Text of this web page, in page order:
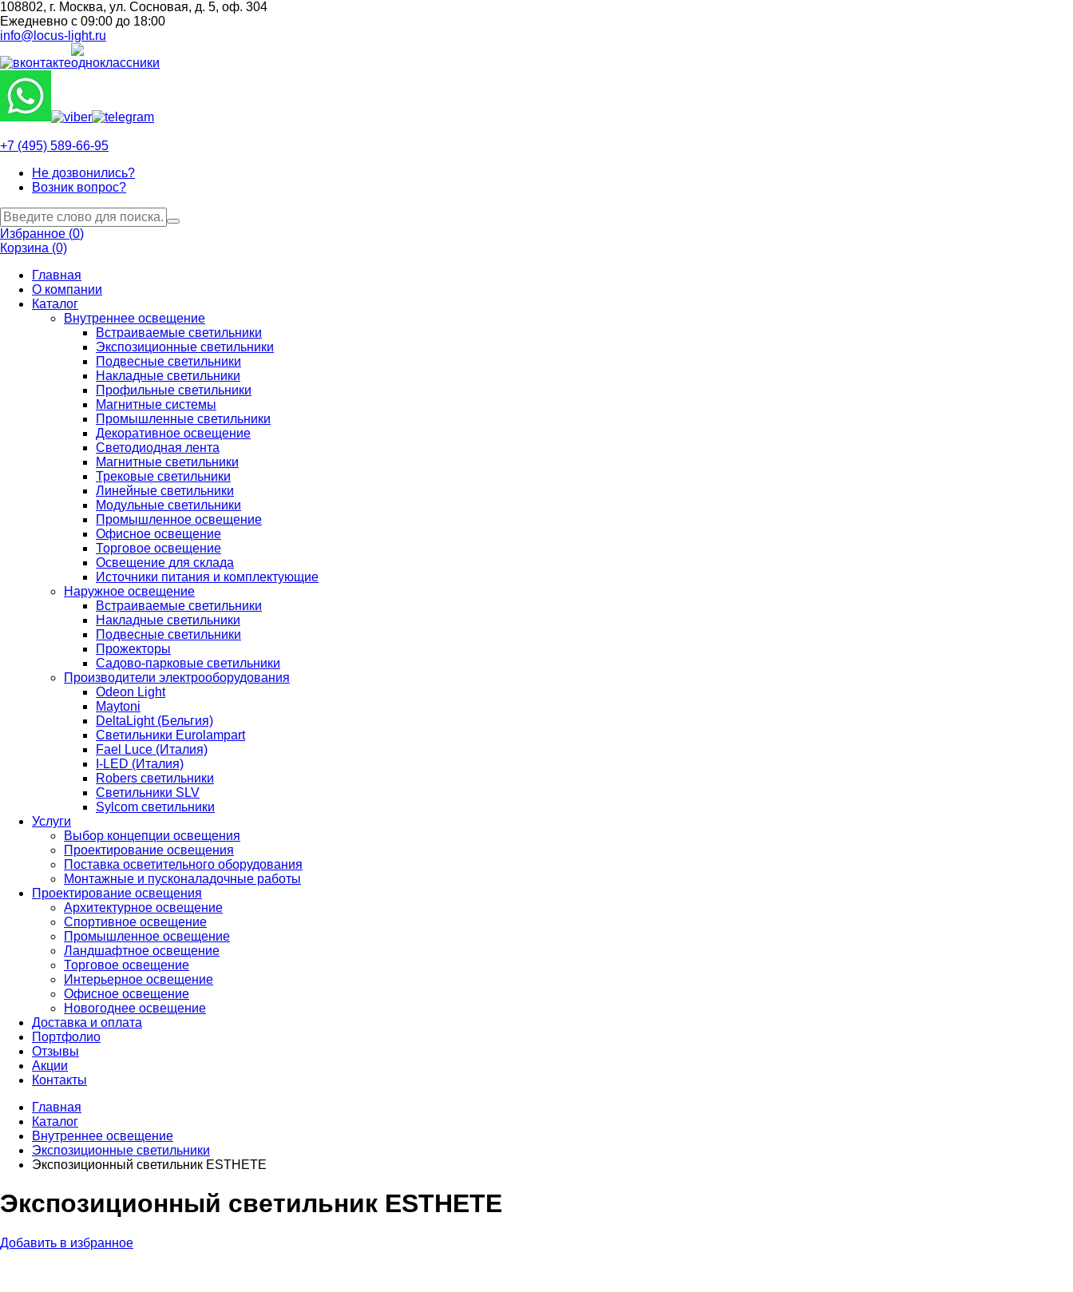
108802, г. Москва, ул. Сосновая, д. 5, оф. 304
Ежедневно с 09:00 до 18:00
info@locus-light.ru
+7 (495) 589-66-95
Не дозвонились?
Возник вопрос?
Избранное (0)
Корзина (0)
Главная
О компании
Каталог
Внутреннее освещение
Встраиваемые светильники
Экспозиционные светильники
Подвесные светильники
Накладные светильники
Профильные светильники
Магнитные системы
Промышленные светильники
Декоративное освещение
Светодиодная лента
Магнитные светильники
Трековые светильники
Линейные светильники
Модульные светильники
Промышленное освещение
Офисное освещение
Торговое освещение
Освещение для склада
Источники питания и комплектующие
Наружное освещение
Встраиваемые светильники
Накладные светильники
Подвесные светильники
Прожекторы
Садово-парковые светильники
Производители электрооборудования
Odeon Light
Maytoni
DeltaLight (Бельгия)
Светильники Eurolampart
Fael Luce (Италия)
I-LED (Италия)
Robers светильники
Светильники SLV
Sylcom светильники
Услуги
Выбор концепции освещения
Проектирование освещения
Поставка осветительного оборудования
Монтажные и пусконаладочные работы
Проектирование освещения
Архитектурное освещение
Спортивное освещение
Промышленное освещение
Ландшафтное освещение
Торговое освещение
Интерьерное освещение
Офисное освещение
Новогоднее освещение
Доставка и оплата
Портфолио
Отзывы
Акции
Контакты
Главная
Каталог
Внутреннее оcвещение
Экспозиционные светильники
Экспозиционный светильник ESTHETE
Экспозиционный светильник ESTHETE
Добавить в избранное